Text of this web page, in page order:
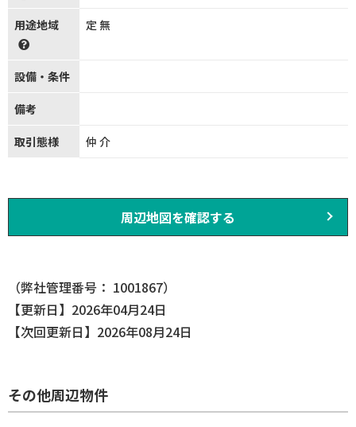
用途地域 定無
設備・条件
備考
取引態様 仲介
周辺地図を確認する
（弊社管理番号： 1001867）
【更新日】2026年04月24日
【次回更新日】2026年08月24日
その他周辺物件